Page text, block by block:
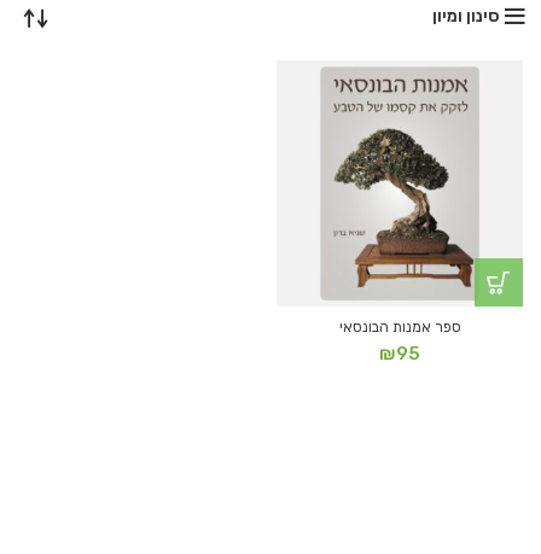
סינון ומיון
ספר אמנות הבונסאי
₪95